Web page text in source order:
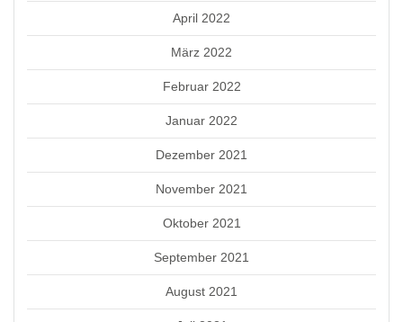
April 2022
März 2022
Februar 2022
Januar 2022
Dezember 2021
November 2021
Oktober 2021
September 2021
August 2021